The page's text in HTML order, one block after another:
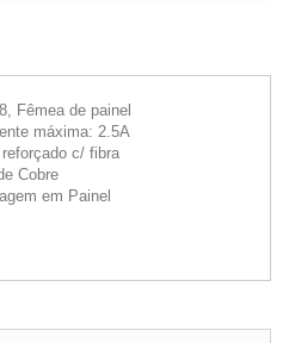
Fêmea de painel
máxima: 2.5A
c/ fibra
Cobre
em Painel